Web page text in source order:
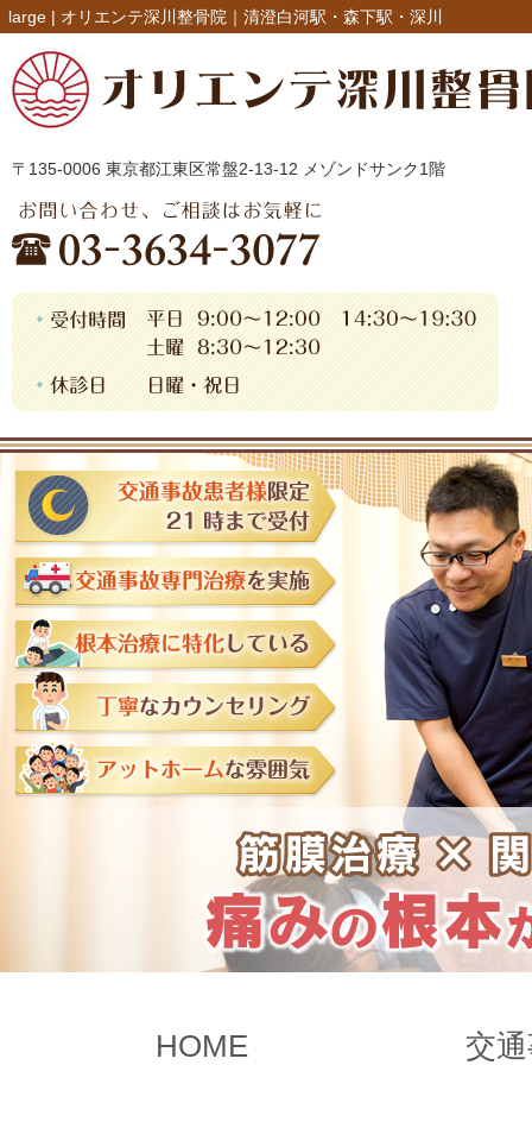
large | オリエンテ深川整骨院｜清澄白河駅・森下駅・深川
〒135-0006 東京都江東区常盤2-13-12 メゾンドサンク1階
HOME 交